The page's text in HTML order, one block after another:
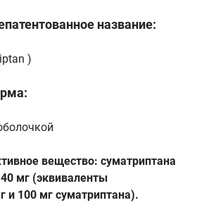
название:
)
вещество: суматриптана
мг (эквиваленты
и 100 мг суматриптана).